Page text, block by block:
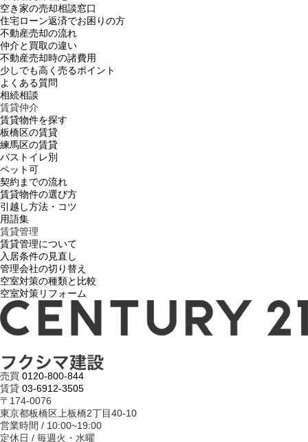
空き家の売却相談窓口
住宅ローン返済でお困りの方
不動産売却の流れ
仲介と買取の違い
不動産売却時の諸費用
少しでも高く売るポイント
よくある質問
相続相談
賃貸仲介
賃貸物件を探す
板橋区の賃貸
練馬区の賃貸
バストイレ別
ペット可
契約までの流れ
賃貸物件の選び方
引越し方法・コツ
用語集
賃貸管理
賃貸管理について
入居条件の見直し
管理会社の切り替え
空室対策の種類と比較
空室対策リフォーム
売買 0120-800-844
賃貸 03-6912-3505
〒174-0076
東京都板橋区上板橋2丁目40-10
営業時間 / 10:00~19:00
定休日 / 毎週火・水曜